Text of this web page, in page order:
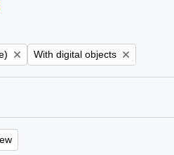
Remove filter:
With digital objects